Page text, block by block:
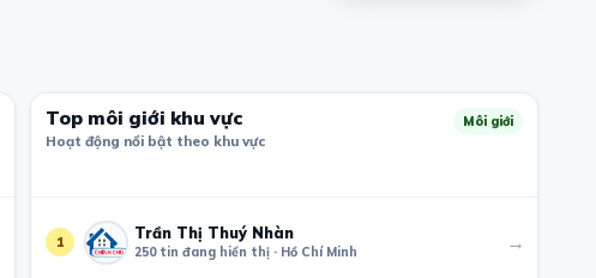
Top môi giới khu vực
Hoạt động nổi bật theo khu vực
Môi giới
1 Trần Thị Thuý Nhàn
250 tin đang hiển thị · Hồ Chí Minh →